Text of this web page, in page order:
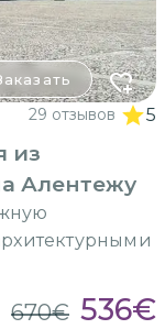
29 отзывов 5
из
Алентежу
670€ 536€